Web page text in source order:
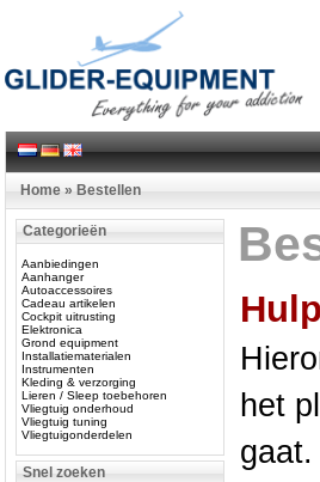
Home » Bestellen
Categorieën
Aanbiedingen
Aanhanger
Autoaccessoires
Cadeau artikelen
Cockpit uitrusting
Elektronica
Grond equipment
Installatiematerialen
Instrumenten
Kleding & verzorging
Lieren / Sleep toebehoren
Vliegtuig onderhoud
Vliegtuig tuning
Vliegtuigonderdelen
Snel zoeken
het
gaat.